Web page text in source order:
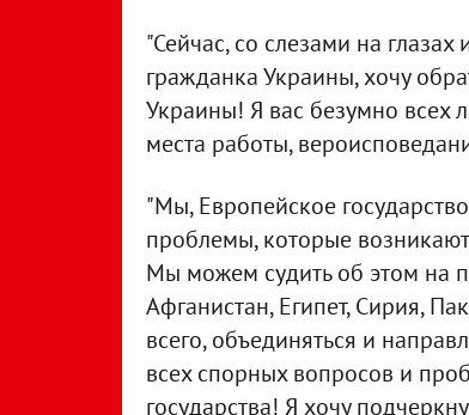
"Сейчас, со слезами на
гражданка Украины, хочу
Украины! Я вас безумно всех
места работы,
"Мы, Европейское
проблемы, которые
Мы можем судить об этом на
Афганистан, Египет, Сирия,
всего, объединяться и
всех спорных вопросов и
государства! Я хочу